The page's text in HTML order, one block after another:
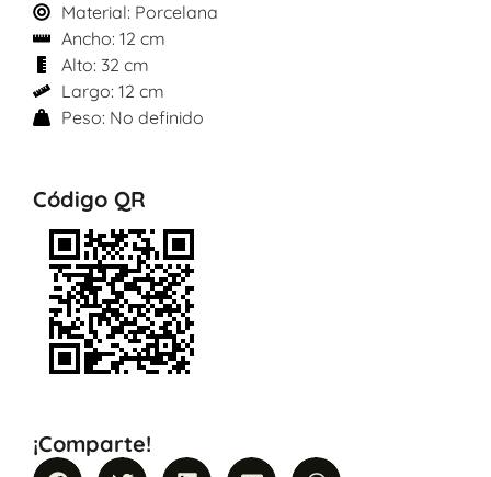
Material: Porcelana
Ancho: 12 cm
Alto: 32 cm
Largo: 12 cm
Peso: No definido
Código QR
¡Comparte!